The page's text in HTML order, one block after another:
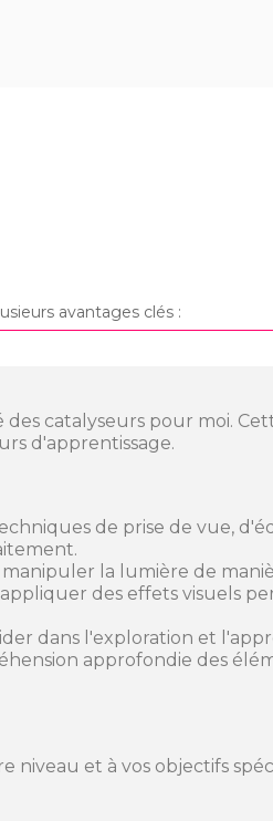
avantages clés :
des catalyseurs pour moi.
d'apprentissage.
de prise de vue,
la lumière de
des effets visuels
dans l'exploration et
approfondie des
niveau et à vos objectifs